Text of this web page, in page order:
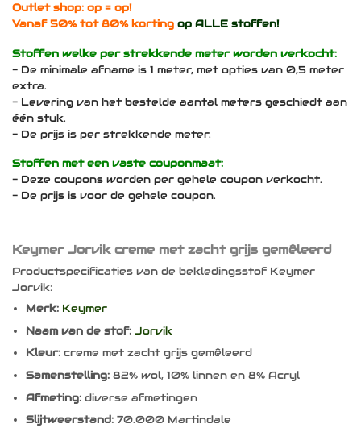
Outlet shop: op = op!
Vanaf 50% tot 80% korting op ALLE stoffen!
Stoffen welke per strekkende meter worden verkocht:
- De minimale afname is 1 meter, met opties van 0,5 meter
extra.
- Levering van het bestelde aantal meters geschiedt aan
één stuk.
- De prijs is per strekkende meter.
Stoffen met een vaste couponmaat:
- Deze coupons worden per gehele coupon verkocht.
- De prijs is voor de gehele coupon.
Keymer Jorvik creme met zacht grijs gemêleerd
Productspecificaties van de bekledingsstof Keymer
Jorvik:
Merk: Keymer
Naam van de stof: Jorvik
Kleur: creme met zacht grijs gemêleerd
Samenstelling:82% wol, 10% linnen en 8% Acryl
Afmeting:diverse afmetingen
Slijtweerstand:70.000 Martindale